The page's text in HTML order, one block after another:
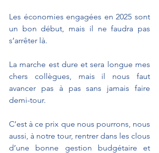
Les économies engagées en 2025 sont
un bon début, mais il ne faudra pas
s’arrêter là.
La marche est dure et sera longue mes
chers collègues, mais il nous faut
avancer pas à pas sans jamais faire
demi-tour.
C’est à ce prix que nous pourrons, nous
aussi, à notre tour, rentrer dans les clous
d’une bonne gestion budgétaire et